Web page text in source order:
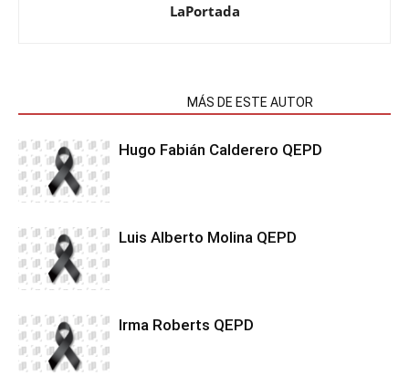
LaPortada
MÁS DE ESTE AUTOR
Hugo Fabián Calderero QEPD
Luis Alberto Molina QEPD
Irma Roberts QEPD